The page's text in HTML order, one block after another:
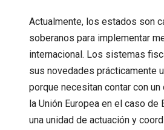
Actualmente, los estados son
soberanos para implementar
internacional. Los sistemas
sus novedades prácticamente
porque necesitan contar con
la Unión Europea en el caso de
una unidad de actuación y